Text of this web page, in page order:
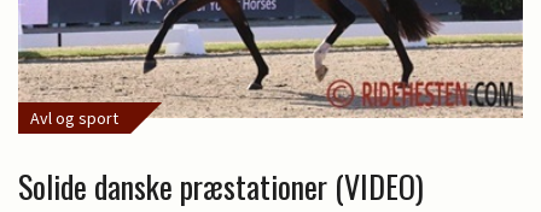
Avl og sport
Solide danske præstationer (VIDEO)